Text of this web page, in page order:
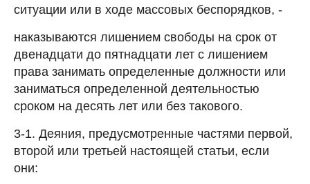
ситуации или в ходе массовых беспорядков, -
наказываются лишением свободы на срок от
двенадцати до пятнадцати лет с лишением
права занимать определенные должности или
заниматься определенной деятельностью
сроком на десять лет или без такового.
3-1. Деяния, предусмотренные частями первой,
второй или третьей настоящей статьи, если
они: